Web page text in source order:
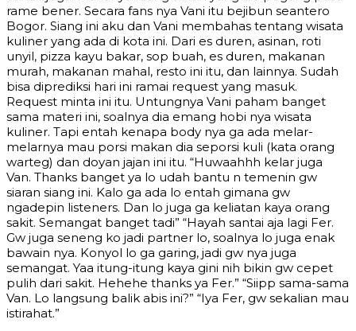
rame bener. Secara fans nya Vani itu bejibun seantero
Bogor. Siang ini aku dan Vani membahas tentang wisata
kuliner yang ada di kota ini. Dari es duren, asinan, roti
unyil, pizza kayu bakar, sop buah, es duren, makanan
murah, makanan mahal, resto ini itu, dan lainnya. Sudah
bisa diprediksi hari ini ramai request yang masuk.
Request minta ini itu. Untungnya Vani paham banget
sama materi ini, soalnya dia emang hobi nya wisata
kuliner. Tapi entah kenapa body nya ga ada melar-
melarnya mau porsi makan dia seporsi kuli (kata orang
warteg) dan doyan jajan ini itu. “Huwaahhh kelar juga
Van. Thanks banget ya lo udah bantu n temenin gw
siaran siang ini. Kalo ga ada lo entah gimana gw
ngadepin listeners. Dan lo juga ga keliatan kaya orang
sakit. Semangat banget tadi” “Hayah santai aja lagi Fer.
Gw juga seneng ko jadi partner lo, soalnya lo juga enak
bawain nya. Konyol lo ga garing, jadi gw nya juga
semangat. Yaa itung-itung kaya gini nih bikin gw cepet
pulih dari sakit. Hehehe thanks ya Fer.” “Siipp sama-sama
Van. Lo langsung balik abis ini?” “Iya Fer, gw sekalian mau
istirahat.”